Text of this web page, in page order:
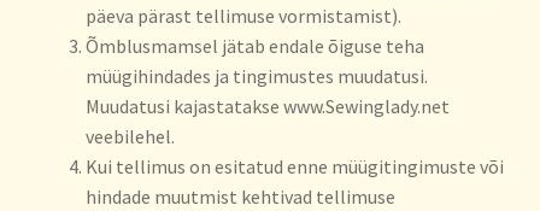
päeva pärast tellimuse vormistamist).
Õmblusmamsel jätab endale õiguse teha
müügihindades ja tingimustes muudatusi.
Muudatusi kajastatakse www.Sewinglady.net
veebilehel.
Kui tellimus on esitatud enne müügitingimuste või
hindade muutmist kehtivad tellimuse